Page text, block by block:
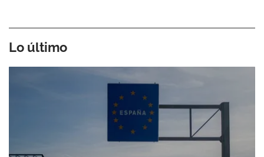
Lo último